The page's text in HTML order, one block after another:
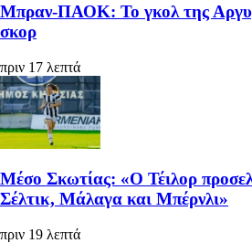
Μπραν-ΠΑΟΚ: Το γκολ της
σκορ
πριν 17 λεπτά
Μέσο Σκωτίας: «Ο Τέιλορ
Σέλτικ, Μάλαγα και Μπέρνλι»
πριν 19 λεπτά